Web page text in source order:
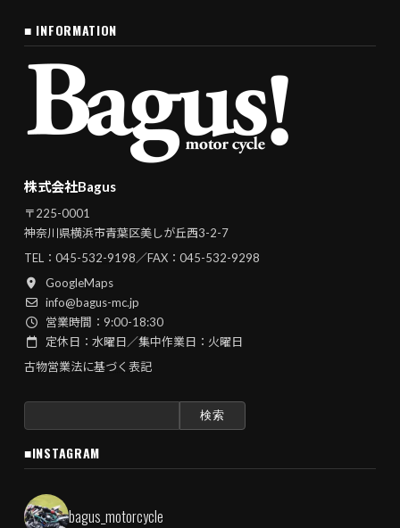
■ INFORMATION
株式会社Bagus
〒225-0001
神奈川県横浜市青葉区美しが丘西3-2-7
TEL： 045-532-9198／FAX：045-532-9298
GoogleMaps
info@bagus-mc.jp
営業時間：9:00-18:30
定休日：水曜日／集中作業日：火曜日
古物営業法に基づく表記
■INSTAGRAM
bagus_motorcycle